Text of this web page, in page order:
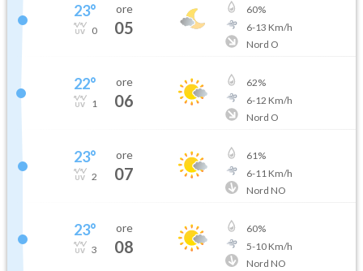
23°
0
ore
05
60%
6-13 Km/h
Nord O
22°
1
ore
06
62%
6-12 Km/h
Nord O
23°
2
ore
07
61%
6-11 Km/h
Nord NO
23°
3
ore
08
60%
5-10Km/h
Nord NO